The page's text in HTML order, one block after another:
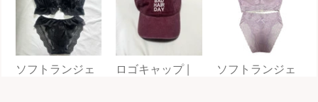
ソフトランジェ
ロゴキャップ |
ソフトランジェ